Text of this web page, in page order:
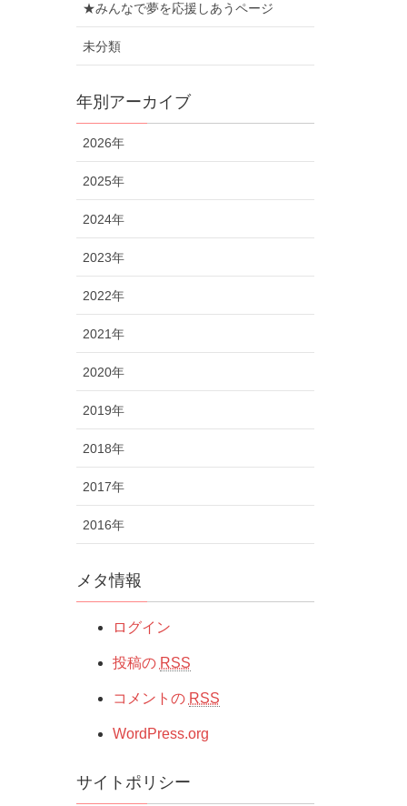
★みんなで夢を応援しあうページ
未分類
年別アーカイブ
2026年
2025年
2024年
2023年
2022年
2021年
2020年
2019年
2018年
2017年
2016年
メタ情報
ログイン
投稿の RSS
コメントの RSS
WordPress.org
サイトポリシー